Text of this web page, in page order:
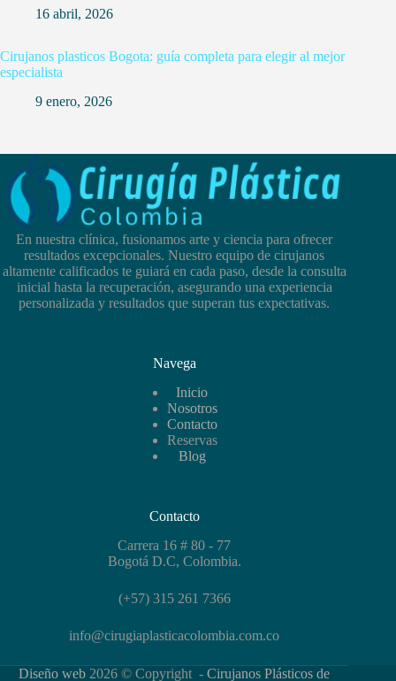
16 abril, 2026
Cirujanos plasticos Bogota: guía completa para elegir al mejor
especialista
9 enero, 2026
En nuestra clínica, fusionamos arte y ciencia para ofrecer
resultados excepcionales. Nuestro equipo de cirujanos
altamente calificados te guiará en cada paso, desde la consulta
inicial hasta la recuperación, asegurando una experiencia
personalizada y resultados que superan tus expectativas.
Navega
Inicio
Nosotros
Contacto
Reservas
Blog
Contacto
Carrera 16 # 80 - 77
Bogotá D.C, Colombia.
(+57) 315 261 7366
info@cirugiaplasticacolombia.com.co
Diseño web 2026 © Copyright -Cirujanos Plásticos de